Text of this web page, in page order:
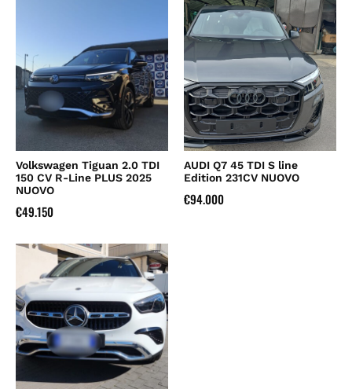
Volkswagen Tiguan 2.0 TDI
150 CV R-Line PLUS 2025
NUOVO
€49.150
AUDI Q7 45 TDI S line
Edition 231CV NUOVO
€94.000